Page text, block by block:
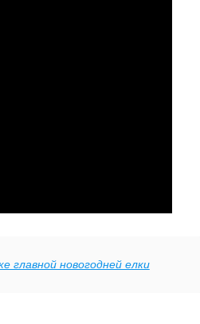
главной новогодней елки